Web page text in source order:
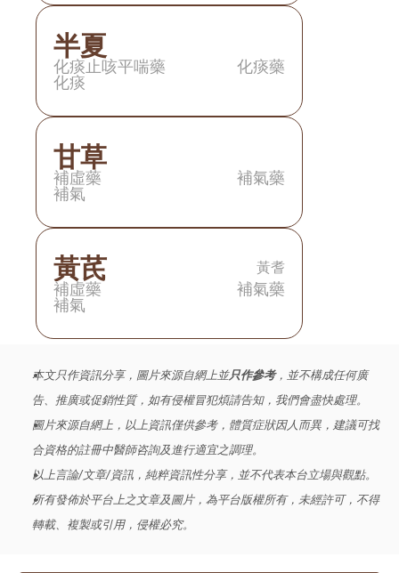
半夏
化痰止咳平喘藥
化痰藥
化痰
甘草
補虛藥
補氣藥
補氣
黃芪 黃耆
補虛藥
補氣藥
補氣
本文只作資訊分享，圖片來源自網上並只作參考，並不構成任何廣
告、推廣或促銷性質，如有侵權冒犯煩請告知，我們會盡快處理。
圖片來源自網上，以上資訊僅供參考，體質症狀因人而異，建議可找
合資格的註冊中醫師咨詢及進行適宜之調理。
以上言論/文章/資訊，純粹資訊性分享，並不代表本台立場與觀點。
所有發佈於平台上之文章及圖片，為平台版權所有，未經許可，不得
轉載、複製或引用，侵權必究。